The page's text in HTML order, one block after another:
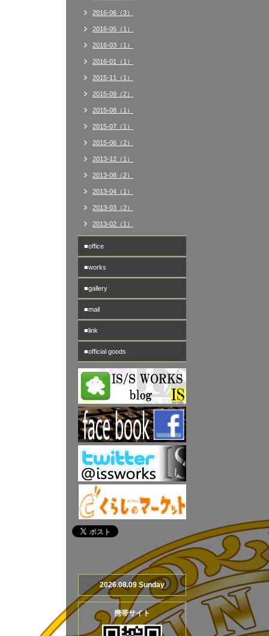
2016-06（3）
2016-05（1）
2016-03（1）
2016-01（1）
2015-11（1）
2015-09（2）
2015-08（1）
2015-07（1）
2015-06（2）
2013-12（1）
2013-08（2）
2013-04（1）
2013-03（2）
2013-02（1）
■office
■works
■gallery
■mail
■link
■official goods
2026.08.09 Sunday
携帯サイト